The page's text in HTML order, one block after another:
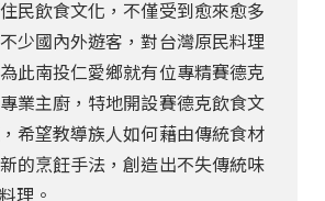
民飲食文化，不僅受到愈來愈多
少國內外遊客，對台灣原民料理
此南投仁愛鄉就有位專精賽德克
業主廚，特地開設賽德克飲食文
希望教導族人如何藉由傳統食材
的烹飪手法，創造出不失傳統味
理。